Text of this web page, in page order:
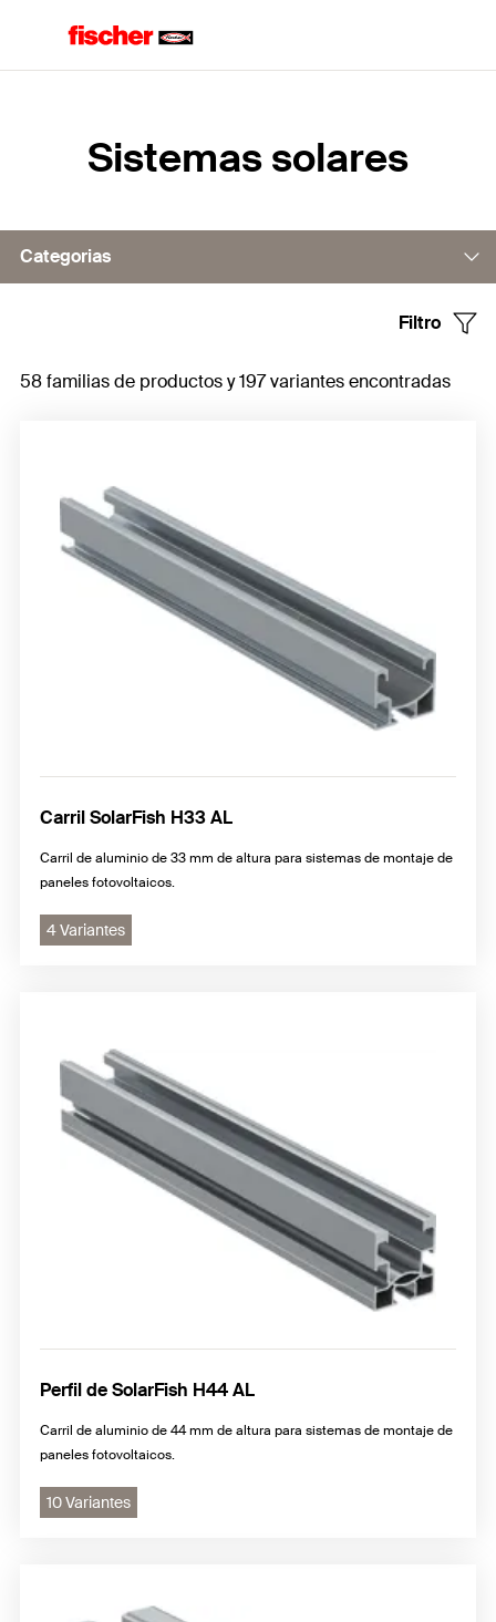
Sistemas solares
Categorias
Ganchos para sistemas fotovoltaicos
Abrazaderas
Tornillos con doble rosca
Accesorios para sistemas Solar-Fix
Solar-Wind II para tejados planos
Filtro
58 familias de productos y 197 variantes encontradas
Carril SolarFish H33 AL
Carril de aluminio de 33 mm de altura para sistemas de montaje de
paneles fotovoltaicos.
4 Variantes
Perfil de SolarFish H44 AL
Carril de aluminio de 44 mm de altura para sistemas de montaje de
paneles fotovoltaicos.
10 Variantes